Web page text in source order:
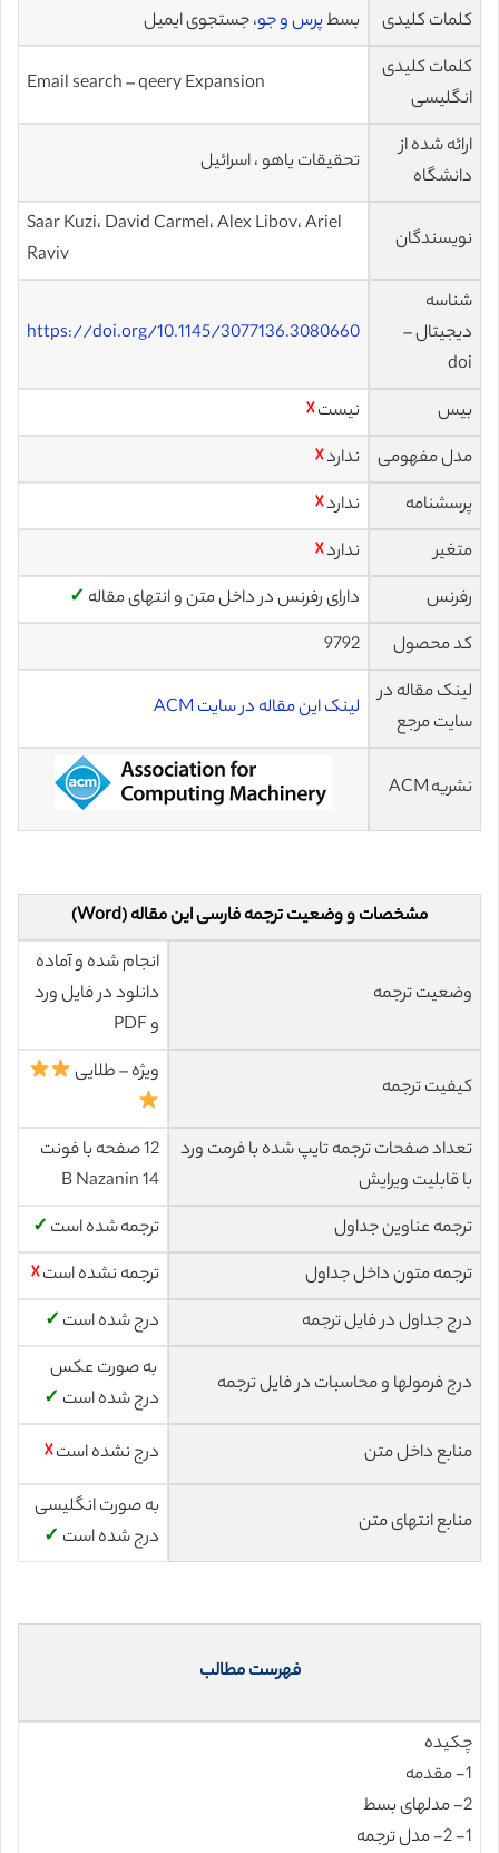
کلمات کلیدی بسطپرس و جو، جستجوی ایمیل
کلمات کلیدی
انگلیسی
Email search – qeery Expansion
ارائه شده از
دانشگاه
تحقیقات یاهو ، اسرائیل
نویسندگان
Saar Kuzi، David Carmel، Alex Libov، Ariel
Raviv
شناسه
دیجیتال –
doi
https://doi.org/10.1145/3077136.3080660
بیس نیست☓
مدل مفهومی
ندارد☓
پرسشنامه
ندارد☓
متغیر
ندارد☓
رفرنس
دارای رفرنس در داخل متن و انتهای مقاله ✓
کد محصول
9792
لینک مقاله در
سایت مرجع
لینک این مقاله در سایت ACM
نشریه ACM
مشخصات و وضعیت ترجمه فارسی این مقاله (Word)
وضعیت ترجمه
انجام شده و آماده
دانلود در فایل ورد
و PDF
کیفیت ترجمه
ویژه – طلایی
تعداد صفحات ترجمه تایپ شده با فرمت ورد
با قابلیت ویرایش
12 صفحه با فونت
14 B Nazanin
ترجمه عناوین جداول
ترجمه شده است ✓
ترجمه متون داخل جداول
ترجمه نشده است☓
درج جداول در فایل ترجمه
درج شده است ✓
درج فرمولها و محاسبات در فایل ترجمه
به صورت عکس
درج شده است ✓
منابع داخل متن
درج نشده است☓
منابع انتهای متن
به صورت انگلیسی
درج شده است ✓
فهرست مطالب
چکیده
1- مقدمه
2- مدلهای بسط
1- 2- مدل ترجمه